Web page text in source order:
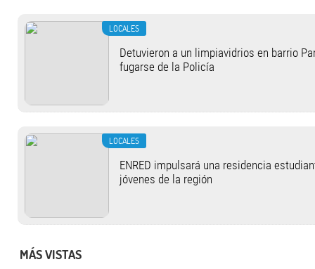
LOCALES
Detuvieron a un limpiavidrios en barrio
fugarse de la Policía
LOCALES
ENRED impulsará una residencia
jóvenes de la región
MÁS VISTAS